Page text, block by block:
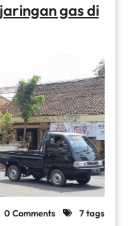
gas di
0 Comments 7 tags